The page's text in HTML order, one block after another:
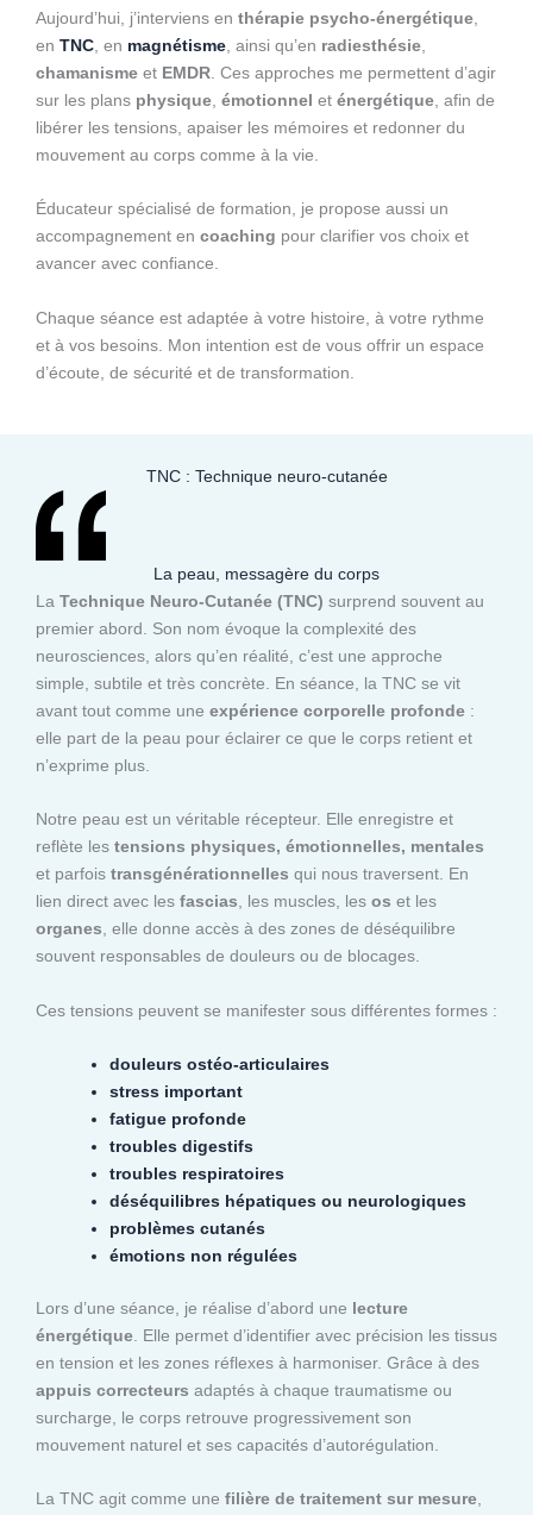
Aujourd’hui, j’interviens en thérapie psycho-énergétique
en TNC , en magnétisme , ainsi qu’en radiesthésie
chamanisme et EMDR . Ces approches me permettent d’agir
sur les plans physique émotionnel et énergétique , afin de
libérer les tensions, apaiser les mémoires et redonner du
mouvement au corps comme à la vie.
Éducateur spécialisé de formation, je propose aussi un
accompagnement en coaching pour clarifier vos choix et
avancer avec confiance.
Chaque séance est adaptée à votre histoire, à votre rythme
et à vos besoins. Mon intention est de vous offrir un espace
d’écoute, de sécurité et de transformation.
TNC : Technique neuro-cutanée
La peau, messagère du corps
La Technique Neuro-Cutanée (TNC) surprend souvent au
premier abord. Son nom évoque la complexité des
neurosciences, alors qu’en réalité, c’est une approche
simple, subtile et très concrète. En séance, la TNC se vit
avant tout comme une expérience corporelle profonde :
elle part de la peau pour éclairer ce que le corps retient et
n’exprime plus.
Notre peau est un véritable récepteur. Elle enregistre et
reflète les tensions physiques, émotionnelles, mentales
et parfois transgénérationnelles qui nous traversent. En
lien direct avec les fascias, les muscles, les os et les
organes, elle donne accès à des zones de déséquilibre
souvent responsables de douleurs ou de blocages.
Ces tensions peuvent se manifester sous différentes formes :
douleurs ostéo-articulaires
stress important
fatigue profonde
troubles digestifs
troubles respiratoires
déséquilibres hépatiques ou neurologiques
problèmes cutanés
émotions non régulées
Lors d’une séance, je réalise d’abord une lecture
énergétique . Elle permet d’identifier avec précision les tissus
en tension et les zones réflexes à harmoniser. Grâce à des
appuis correcteurs adaptés à chaque traumatisme ou
surcharge, le corps retrouve progressivement son
mouvement naturel et ses capacités d’autorégulation.
La TNC agit comme une filière de traitement sur mesure,